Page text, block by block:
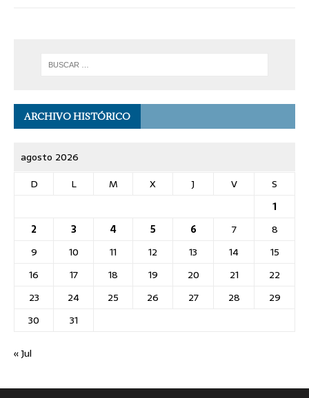
ARCHIVO HISTÓRICO
agosto 2026
D
L M X J V
S
1
2
3 4 5 6 7
8
9
10 11 12 13 14
15
16
17 18 19 20 21
22
23
24 25 26 27 28
29
30
31
« Jul